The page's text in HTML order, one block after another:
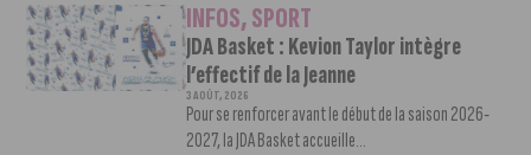
INFOS,SPORT
JDA Basket : Kevion Taylor intègre
l’effectif de la Jeanne
3 AOÛT, 2026
Pour se renforcer avant le début de la saison 2026-
2027, la JDA Basket accueille...